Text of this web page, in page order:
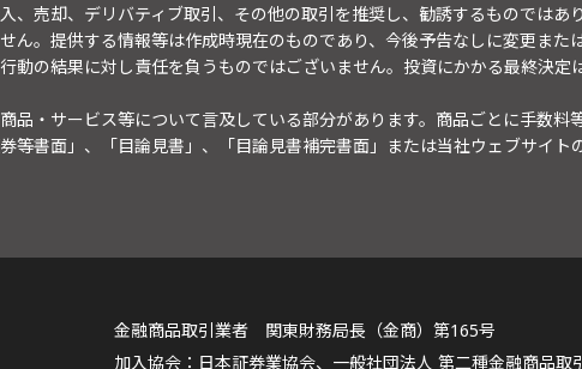
、売却、デリバティブ取引、その他の取引を推奨し、勧誘するものではあ
ん。提供する情報等は作成時現在のものであり、今後予告なしに変更また
動の結果に対し責任を負うものではございません。投資にかかる最終決
品・サービス等について言及している部分があります。商品ごとに手数料
等書面」、「目論見書」、「目論見書補完書面」または当社ウェブサイト
金融商品取引業者 関東財務局長（金商）第165号
日本証券業協会、一般社団法人 第二種金融商品取